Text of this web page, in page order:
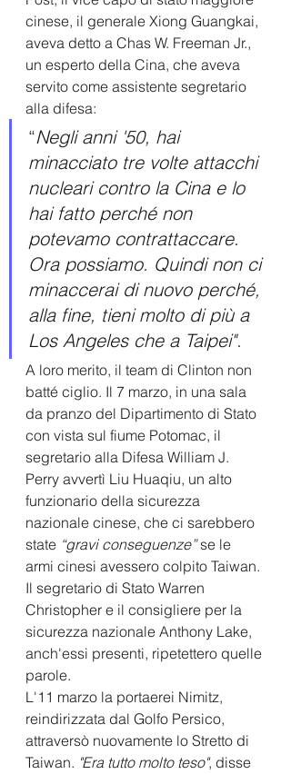
cinese, il generale Xiong Guangkai,
aveva detto a Chas W. Freeman Jr.,
un esperto della Cina, che aveva
servito come assistente segretario
alla difesa:
“Negli anni '50, hai
minacciato tre volte attacchi
nucleari contro la Cina e lo
hai fatto perché non
potevamo contrattaccare.
Ora possiamo. Quindi non ci
minaccerai di nuovo perché,
alla fine, tieni molto di più a
Los Angeles che a Taipei".
A loro merito, il team di Clinton non
batté ciglio. Il 7 marzo, in una sala
da pranzo del Dipartimento di Stato
con vista sul fiume Potomac, il
segretario alla Difesa William J.
Perry avvertì Liu Huaqiu, un alto
funzionario della sicurezza
nazionale cinese, che ci sarebbero
state “gravi conseguenze” se le
armi cinesi avessero colpito Taiwan.
Il segretario di Stato Warren
Christopher e il consigliere per la
sicurezza nazionale Anthony Lake,
anch'essi presenti, ripetettero quelle
parole.
L'11 marzo la portaerei Nimitz,
reindirizzata dal Golfo Persico,
attraversò nuovamente lo Stretto di
Taiwan. "Era tutto molto teso", disse